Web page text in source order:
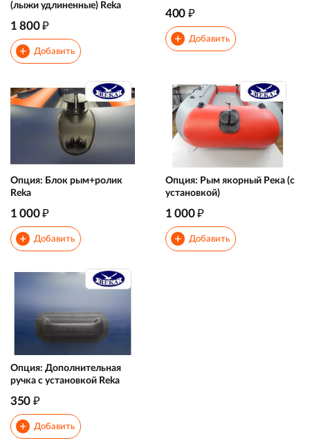
(лыжи удлиненные) Reka
1 800₽
+ Добавить
400 ₽
+ Добавить
Опция: Блок рым+ролик
Reka
1 000₽
+ Добавить
Опция: Рым якорный Река (с
установкой)
1 000₽
+ Добавить
Опция: Дополнительная
ручка с установкой Reka
350 ₽
+ Добавить